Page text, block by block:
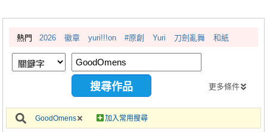
繪圖藝廊
交流中心
攤位轉讓區
會員中心
註冊會員
熱門 2026 徽章 yuri!!!on #原創 Yuri 刀劍亂舞 和紙
更多條件
GoodOmens 加入常用搜尋